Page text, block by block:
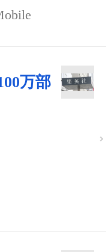
万部